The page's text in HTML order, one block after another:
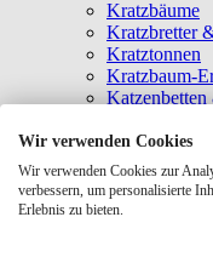
Kratzbäume
Kratzbretter
Kratztonnen
Kratzbaum-
Katzenbetten
Katzenhäuser
Hängematten
Baldrian- &
Wir verwenden Cookies
Wir verwenden Cookies zur
verbessern, um personalisierte
Erlebnis zu bieten.